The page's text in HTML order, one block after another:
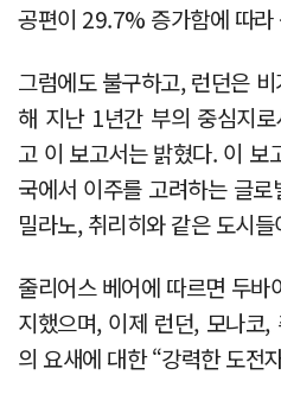
공편이 29.7% 증가함에 따라
그럼에도 불구하고, 런던은
해 지난 1년간 부의 중심지
고 이 보고서는 밝혔다. 이 보
국에서 이주를 고려하는 글
밀라노, 취리히와 같은 도시
줄리어스 베어에 따르면 두
지했으며, 이제 런던, 모나코
의 요새에 대한 “강력한 도전